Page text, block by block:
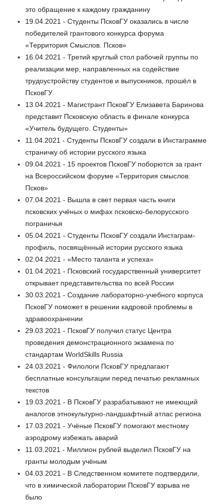
это обращение к каждому гражданину
19.04.2021 - Студенты ПсковГУ оказались в числе
победителей грантового конкурса форума
«Территория Смыслов. Псков»
16.04.2021 - Третий круглый стол рабочей группы по
реализации мер, направленных на содействие
трудоустройству студентов и выпускников, прошёл в
ПсковГУ
13.04.2021 - Магистрант ПсковГУ Елизавета Баринова
представит Псковскую область в финале конкурса
«Учитель будущего. Студенты»
11.04.2021 - Студенты ПсковГУ создали в Инстаграмме
страничку об истории русского языка
09.04.2021 - 15 проектов ПсковГУ поборются за грант
на Всероссийском форуме «Территория смыслов.
Псков»
07.04.2021 - Вышла в свет первая часть книги
псковских учёных о мифах псковско-белорусского
пограничья
05.04.2021 - Студенты ПсковГУ создали Инстаграм-
профиль, посвящённый истории русского языка
02.04.2021 - «Место таланта и успеха»
01.04.2021 - Псковский государственный университет
открывает представительства по всей России
30.03.2021 - Создание лабораторно-учебного корпуса
ПсковГУ поможет в решении кадровой проблемы в
здравоохранении
29.03.2021 - ПсковГУ получил статус Центра
проведения демонстрационного экзамена по
стандартам WorldSkills Russia
24.03.2021 - Филологи ПсковГУ предлагают
бесплатные консультации перед печатью рекламных
текстов
19.03.2021 - В ПсковГУ разрабатывают не имеющий
аналогов этнокультурно-ландшафтный атлас региона
17.03.2021 - Учёные ПсковГУ помогают местному
аэродрому избежать аварий
11.03.2021 - Миллион рублей выделил ПсковГУ на
гранты молодым учёным
04.03.2021 - В Следственном комитете подтвердили,
что в химической лаборатории ПсковГУ взрыва не
было